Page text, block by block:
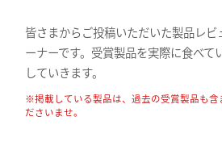
皆さまからご投稿いただいた製品レビ
ーナーです。受賞製品を実際に食べて
していきます。
※掲載している製品は、過去の受賞製品も含
ださいませ。